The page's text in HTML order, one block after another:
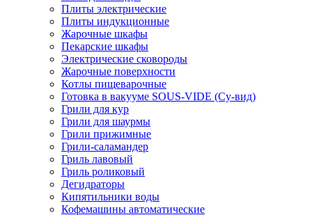
Плиты электрические
Плиты индукционные
Жарочные шкафы
Пекарские шкафы
Электрические сковороды
Жарочные поверхности
Котлы пищеварочные
Готовка в вакууме SOUS-VIDE (Су-вид)
Грили для кур
Грили для шаурмы
Грили прижимные
Грили-саламандер
Гриль лавовый
Гриль роликовый
Дегидраторы
Кипятильники воды
Кофемашины автоматические